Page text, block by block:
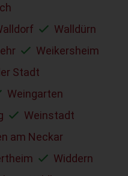
Walldürn
Weikersheim
Stadt
Weingarten
Weinstadt
am Neckar
Widdern